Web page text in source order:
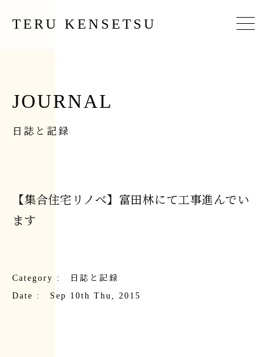
TERU KENSETSU
JOURNAL
日誌と記録
【集合住宅リノべ】富田林にて工事進んでい
ます
Category :
日誌と記録
Date : Sep 10th Thu, 2015